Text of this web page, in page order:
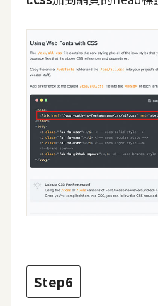
架
主
機
與
網
域
S
E
具
免
Step6